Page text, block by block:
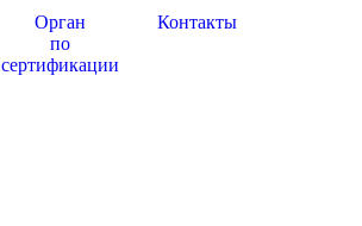
Орган
по
сертификации
Контакты